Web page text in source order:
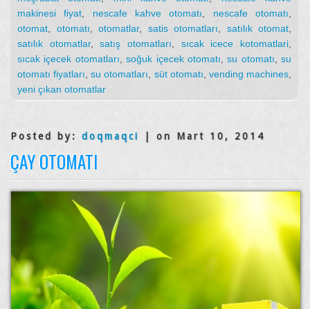
makinesi fiyat, nescafe kahve otomatı, nescafe otomatı,
otomat, otomatı, otomatlar, satis otomatları, satılık otomat,
satılık otomatlar,satış otomatları, sıcak icece kotomatlari,
sıcak içecek otomatları,soğuk içecek otomatı,su otomatı, su
otomatı fiyatları,su otomatları, süt otomatı, vending machines,
yeni çıkan otomatlar
Posted by: doqmaqci | on Mart 10, 2014
ÇAY OTOMATI